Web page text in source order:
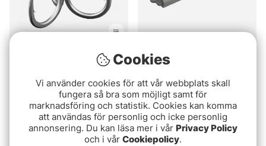
Antirust Treble Hook
349 kr
Mikado Sharpener
49 kr
Slutsåld Slutsåld
Cookies
Vi använder cookies för att vår webbplats skall
fungera så bra som möjligt samt för
marknadsföring och statistik. Cookies kan komma
att användas för personlig och icke personlig
annonsering. Du kan läsa mer i vår Privacy Policy
och i vår Cookiepolicy.